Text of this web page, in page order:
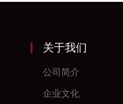
关于我们
公司简介
企业文化